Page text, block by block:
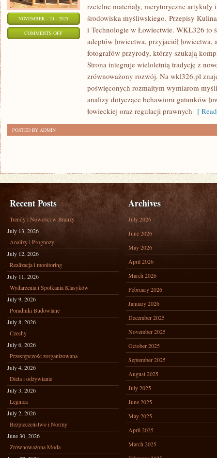
NOVEMBER - 24 - 2025
COMMENTS OFFON
EKOTURYSTYKA
MYŚLIWSKA
rzetelne materiały, merytoryczne
środowiska myśliwskiego. Przepisy
i Technologie w Łowiectwie. WKL326 to
adeptów łowiectwa, przyjaciół
fotografów przyrody, którzy szukają
Strona integruje wieloletnią tradycję z
zrównoważony rozwój. Na wkl326.pl
poświęconych rozmaitym wymiarom
analizy dotyczące behawioru gatunków
łowieckiej oraz regulacji prawnych [
POSTED BY ADMIN
Recent Posts
Trendy i Nowości w Branży
July 13, 2026
Analizy i Prognozy
July 12, 2026
Realizacja i monitoring
July 11, 2026
Wydarzenia i Spotkania Klasyków
July 9, 2026
Poradniki Budowlane
July 8, 2026
Czechy
July 6, 2026
Przestępczośc zorganizowana
July 4, 2026
Dieta i odżywianie
July 3, 2026
Legnica
July 2, 2026
Bezpieczeństwo i Normy
June 30, 2026
Zrównoważona Moda
Archives
July 2026
June 2026
May 2026
April 2026
March 2026
February 2026
January 2026
December 2025
November 2025
October 2025
September 2025
August 2025
July 2025
June 2025
May 2025
April 2025
March 2025